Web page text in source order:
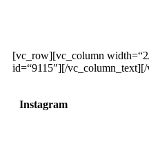
[vc_row][vc_column
id=“9115″][/
Instagram